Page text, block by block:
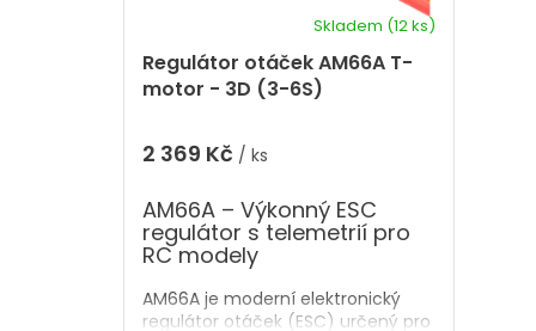
Regulátor otáček AM66A T-
motor - 3D (3-6S)
Skladem (12 ks)
2 369 Kč / ks
AM66A – Výkonný ESC
regulátor s telemetrií pro
RC modely
AM66A je moderní elektronický
regulátor otáček (ESC) určený pro